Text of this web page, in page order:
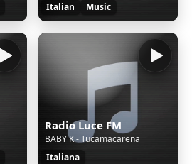
Italian
Music
Radio Luce FM
BABY K - Tucamacarena
Italiana